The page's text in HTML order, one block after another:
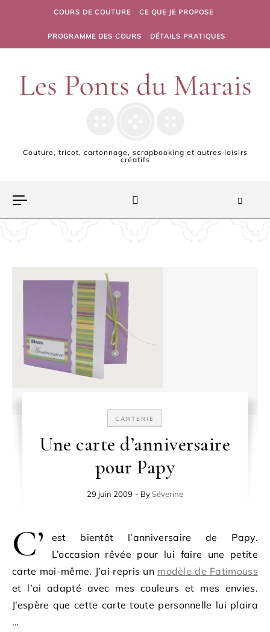
Skip to contentCOURS DE COUTURE CE QUE JE PROPOSE
PROGRAMME DES COURS DÉTAILS PRATIQUES
Couture, tricot, cartonnage, scrapbooking et autres loisirs
créatifs
CARTERIE
Une carte d’anniversaire
pour Papy
29 juin 2009 - By Séverine
C’
est bientôt l’anniversaire de Papy.
L’occasion rêvée pour lui faire une petite
carte moi-même. J’ai repris un modèle de Fatimouss
et l’ai adapté avec mes couleurs et mes envies.
J’espère que cette carte toute personnelle lui plaira
…